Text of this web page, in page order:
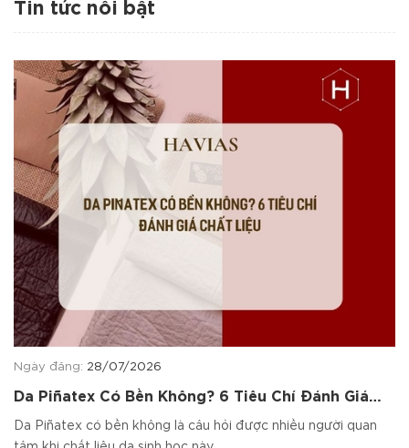
Tin tức nổi bật
Ngày đăng: 28/07/2026
Da Piñatex Có Bền Không? 6 Tiêu Chí Đánh Giá
Da Piñatex có bền không là câu hỏi được nhiều người quan